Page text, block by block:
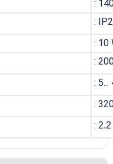
:
:
: 10
:
:
:
: